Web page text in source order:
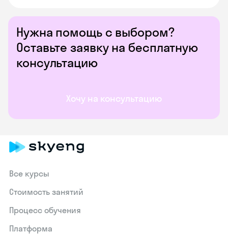
Нужна помощь с выбором?
Оставьте заявку на бесплатную
консультацию
Хочу на консультацию
Все курсы
Стоимость занятий
Процесс обучения
Платформа